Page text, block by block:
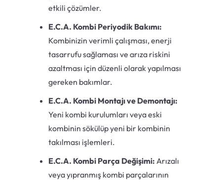
etkili çözümler.
E.C.A. Kombi Periyodik Bakımı:
Kombinizin verimli çalışması, enerji
tasarrufu sağlaması ve arıza riskini
azaltması için düzenli olarak yapılması
gereken bakımlar.
E.C.A. Kombi Montajı ve Demontajı:
Yeni kombi kurulumları veya eski
kombinin sökülüp yeni bir kombinin
takılması işlemleri.
E.C.A. Kombi Parça Değişimi: Arızalı
veya yıpranmış kombi parçalarının